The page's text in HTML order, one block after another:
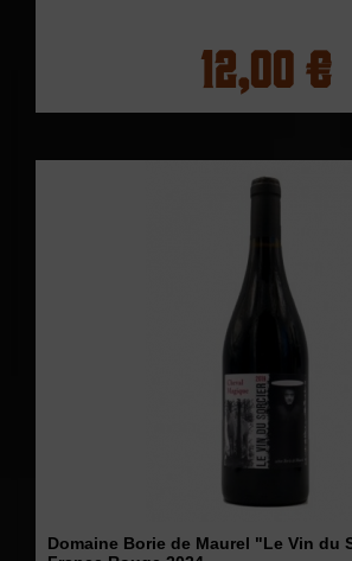
12,00 €
Domaine Borie de Maurel "Le Vin du